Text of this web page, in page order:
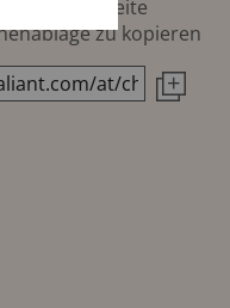
Link zur Seite
zu kopieren